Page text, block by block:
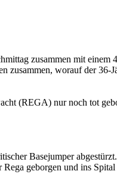
zusammen mit
zusammen, worauf der
(REGA) nur noch tot
Basejumper
geborgen und ins